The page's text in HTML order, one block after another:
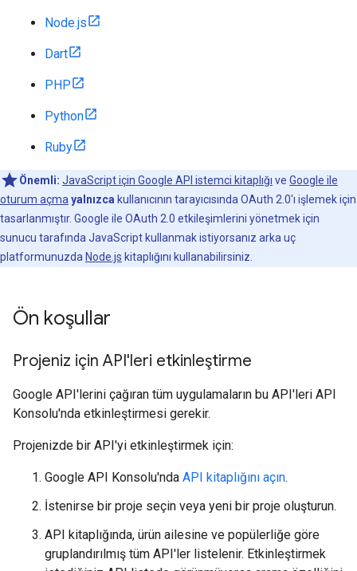
Node.js
Dart
PHP
Python
Ruby
Önemli: JavaScript için Google API istemci kitaplığı ve Google ile
oturum açma yalnızca kullanıcının tarayıcısında OAuth 2.0'ı işlemek için
tasarlanmıştır. Google ile OAuth 2.0 etkileşimlerini yönetmek için
sunucu tarafında JavaScript kullanmak istiyorsanız arka uç
platformunuzda Node.js kitaplığını kullanabilirsiniz.
Ön koşullar
Projeniz için API'leri etkinleştirme
Google API'lerini çağıran tüm uygulamaların bu API'leri API
Konsolu'nda etkinleştirmesi gerekir.
Projenizde bir API'yi etkinleştirmek için:
Google API Konsolu'nda API kitaplığını açın.
İstenirse bir proje seçin veya yeni bir proje oluşturun.
API kitaplığında, ürün ailesine ve popülerliğe göre
gruplandırılmış tüm API'ler listelenir. Etkinleştirmek